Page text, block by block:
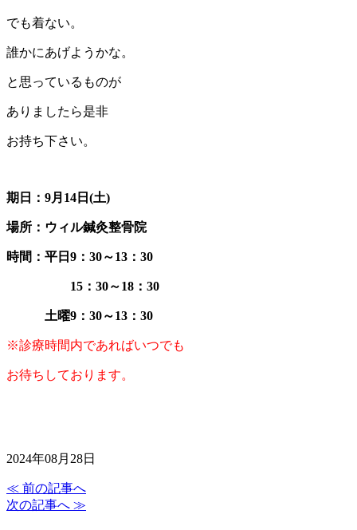
でも着ない。
誰かにあげようかな。
と思っているものが
ありましたら是非
お持ち下さい。
期日：9月14日(土)
場所：ウィル鍼灸整骨院
時間：平日9：30～13：30
15：30～18：30
土曜9：30～13：30
※診療時間内であればいつでも
お待ちしております。
2024年08月28日
≪ 前の記事へ
次の記事へ ≫